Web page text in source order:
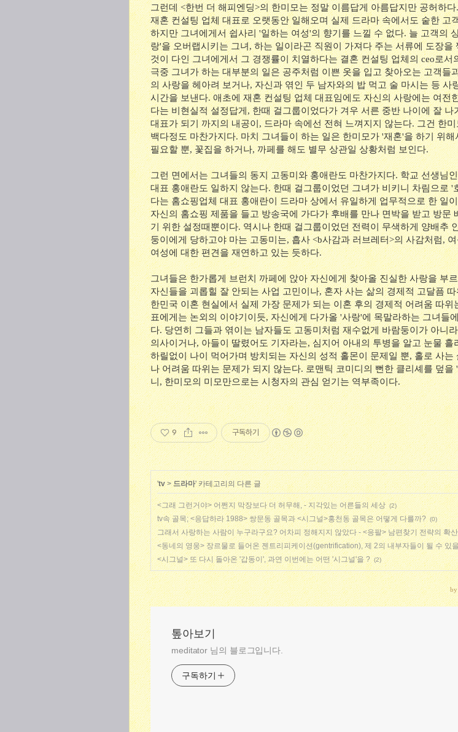
그런데 <한번 더 해피엔딩>의 한미모는 정말 이름답게 아름답지만 공허하
재혼 컨설팅 업체 대표로 오랫동안 일해오며 실제 드라마 속에서도 숱한 고
하지만 그녀에게서 쉽사리 '일하는 여성'의 향기를 느낄 수 없다. 늘 고객의
랑'을 오버랩시키는 그녀, 하는 일이라곤 직원이 가져다 주는 서류에 도장을
것이 다인 그녀에게서 그 경쟁률이 치열하다는 결혼 컨설팅 업체의 ceo로서
극중 그녀가 하는 대부분의 일은 공주처럼 이쁜 옷을 입고 찾아오는 고객들
의 사랑을 헤아려 보거나, 자신과 엮인 두 남자와의 밥 먹고 술 마시는 등 사
시간을 보낸다. 애초에 재혼 컨설팅 업체 대표임에도 자신의 사랑에는 여전
다는 비현실적 설정답게, 한때 걸그룹이었다가 겨우 서른 중반 나이에 잘 나
대표가 되기 까지의 내공이, 드라마 속에선 전혀 느껴지지 않는다. 그건 한
백다정도 마찬가지다. 마치 그녀들이 하는 일은 한미모가 '재혼'을 하기 위
필요할 뿐, 꽃집을 하거나, 까페를 해도 별무 상관일 상황처럼 보인다.
그런 면에서는 그녀들의 동지 고동미와 홍애란도 마찬가지다. 학교 선생님
대표 홍애란도 일하지 않는다. 한때 걸그룹이었던 그녀가 비키니 차림으로 '
다는 홈쇼핑업체 대표 홍애란이 드라마 상에서 유일하게 업무적으로 한 일
자신의 홈쇼핑 제품을 들고 방송국에 가다가 후배를 만나 면박을 받고 방문
기 위한 설정때뿐이다. 역시나 한때 걸그룹이었던 전력이 무색하게 양배추
둥이에게 당하고야 마는 고동미는, 흡사 <b사감과 러브레터>의 사감처럼,
여성에 대한 편견을 재연하고 있는 듯하다.
그녀들은 한가롭게 브런치 까페에 앉아 자신에게 찾아올 진실한 사랑을 부
자신들을 괴롭힐 잘 안되는 사업 고민이나, 혼자 사는 삶의 경제적 고달픔
한민국 이혼 현실에서 실제 가장 문제가 되는 이혼 후의 경제적 어려움 따위
표에게는 논외의 이야기이듯, 자신에게 다가올 '사랑'에 목말라하는 그녀들
다. 당연히 그들과 엮이는 남자들도 고동미처럼 재수없게 바람둥이가 아니
의사이거나, 아들이 딸렸어도 기자라는, 심지어 아내의 투병을 알고 눈물 흘
하릴없이 나이 먹어가며 방치되는 자신의 성적 홀몬이 문제일 뿐, 홀로 사는
나 어려움 따위는 문제가 되지 않는다. 로맨틱 코미디의 뻔한 클리셰를 덮을
니, 한미모의 미모만으로는 시청자의 관심 얻기는 역부족이다.
9 구독하기
'tv>드라마' 카테고리의 다른 글
<그래 그런거야> 어쩐지 막장보다 더 허무해, - 지각있는 어른들의 세상 (2)
tv속 골목; <응답하라 1988> 쌍문동 골목과 <시그널>홍천동 골목은 어떻게 다를까? (0)
그래서 사랑하는 사람이 누구라구요? 어차피 정해지지 않았다 - <응팔> 남편찾기 전략의 확산
<동네의 영웅> 장르물로 들어온 젠트리피케이션(gentrification), 제 2의 내부자들이 될 수 있
<시그널> 또 다시 돌아온 '갑동이', 과연 이번에는 어떤 '시그널'을 ? (2)
by
톺아보기
meditator 님의 블로그입니다.
구독하기